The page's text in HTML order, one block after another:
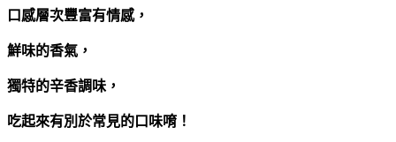
口感層次豐富有情感，
鮮味的香氣，
獨特的辛香調味，
吃起來有別於常見的口味唷！